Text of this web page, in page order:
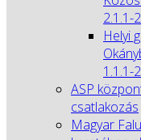
2.1.1-
Helyi
1.1.1-
ASP
csatlakozás
Magyar